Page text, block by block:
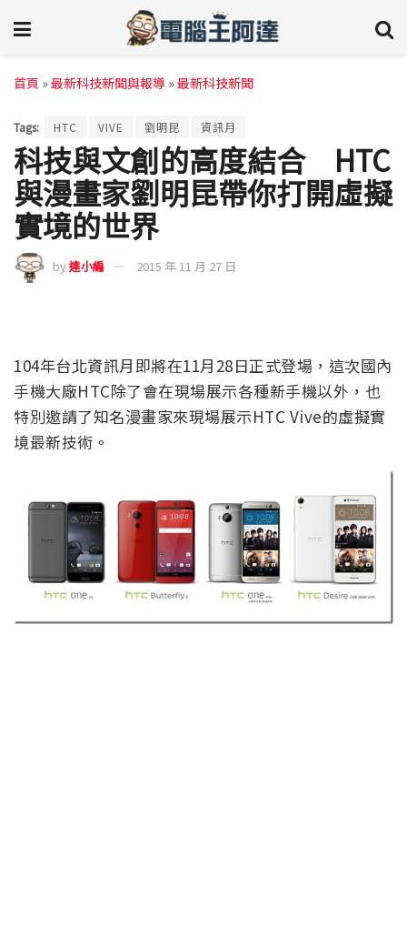
首頁 »最新科技新聞與報導 »最新科技新聞
Tags: HTC VIVE 劉明昆 資訊月
科技與文創的高度結合 HTC
與漫畫家劉明昆帶你打開虛擬
實境的世界
by達小編 2015 年 11 月 27 日
104年台北資訊月即將在11月28日正式登場，這次國內
手機大廠HTC除了會在現場展示各種新手機以外，也
特別邀請了知名漫畫家來現場展示HTC Vive的虛擬實
境最新技術。